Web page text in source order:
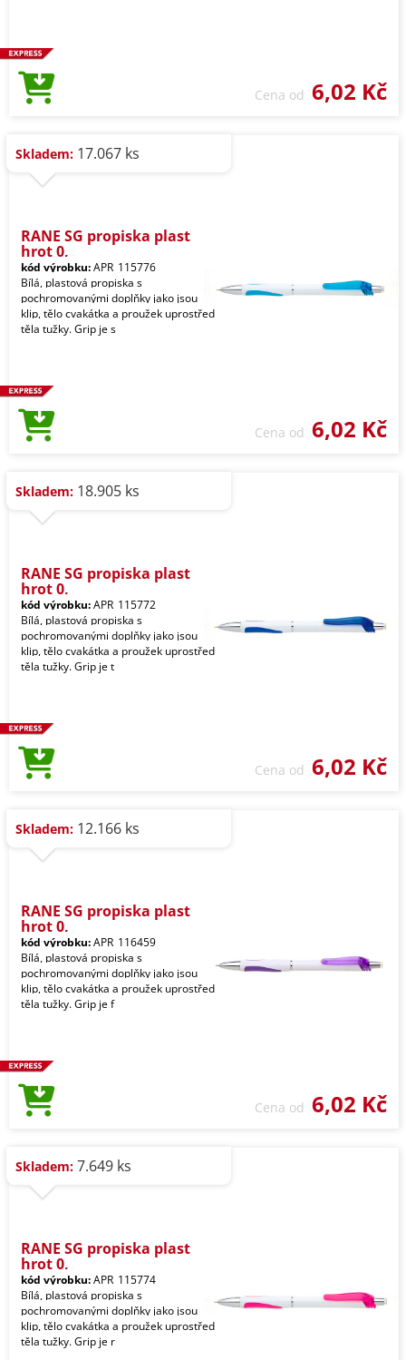
Cena od 6,02 Kč
Skladem: 17.067 ks
RANE SG propiska plast
hrot 0,
kód výrobku:APR_115776
Bílá, plastová propiska s
pochromovanými doplňky jako jsou
klip, tělo cvakátka a proužek uprostřed
těla tužky. Grip je s
Cena od 6,02 Kč
Skladem: 18.905 ks
RANE SG propiska plast
hrot 0,
kód výrobku:APR_115772
Bílá, plastová propiska s
pochromovanými doplňky jako jsou
klip, tělo cvakátka a proužek uprostřed
těla tužky. Grip je t
Cena od 6,02 Kč
Skladem: 12.166 ks
RANE SG propiska plast
hrot 0,
kód výrobku:APR_116459
Bílá, plastová propiska s
pochromovanými doplňky jako jsou
klip, tělo cvakátka a proužek uprostřed
těla tužky. Grip je f
Cena od 6,02 Kč
Skladem: 7.649 ks
RANE SG propiska plast
hrot 0,
kód výrobku:APR_115774
Bílá, plastová propiska s
pochromovanými doplňky jako jsou
klip, tělo cvakátka a proužek uprostřed
těla tužky. Grip je r